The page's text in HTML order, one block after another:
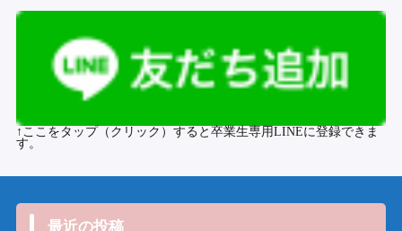
↑ここをタップ（クリック）すると卒業生専用LINEに登録できま
す。
最近の投稿